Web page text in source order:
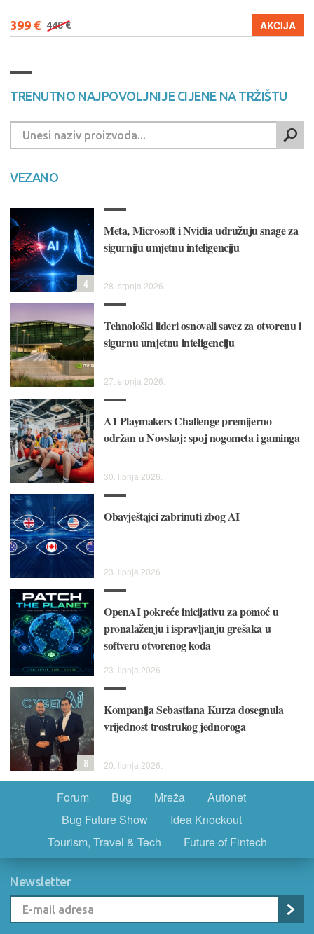
399 € 448 € AKCIJA
TRENUTNO NAJPOVOLJNIJE CIJENE NA TRŽIŠTU
VEZANO
Meta, Microsoft i Nvidia udružuju snage za
sigurniju umjetnu inteligenciju
28. srpnja 2026.
4
Tehnološki lideri osnovali savez za otvorenu i
sigurnu umjetnu inteligenciju
27. srpnja 2026.
A1 Playmakers Challenge premijerno
održan u Novskoj: spoj nogometa i gaminga
30. lipnja 2026.
Obavještajci zabrinuti zbog AI
23. lipnja 2026.
OpenAI pokreće inicijativu za pomoć u
pronalaženju i ispravljanju grešaka u
softveru otvorenog koda
23. lipnja 2026.
Kompanija Sebastiana Kurza dosegnula
vrijednost trostrukog jednoroga
20. lipnja 2026.
8
Forum Bug Mreža
Autonet
Bug Future Show
Idea Knockout
Tourism, Travel & Tech
Future of Fintech
Newsletter